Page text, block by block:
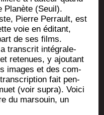
Pla­nète (Seuil).
Pierre Per­rault, est
voie en édi­tant,
de ses films.
trans­crit inté­gra­le­
rete­nues, y ajou­tant
images et des com­
fait pen­
(voir supra). Voi­ci
du mar­souin, un